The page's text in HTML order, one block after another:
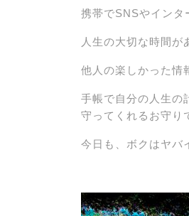
携帯でSNSやインタ
人生の大切な時間が
他人の楽しかった情
手帳で自分の人生の
守ってくれるお守り
今日も、ボクはヤバ